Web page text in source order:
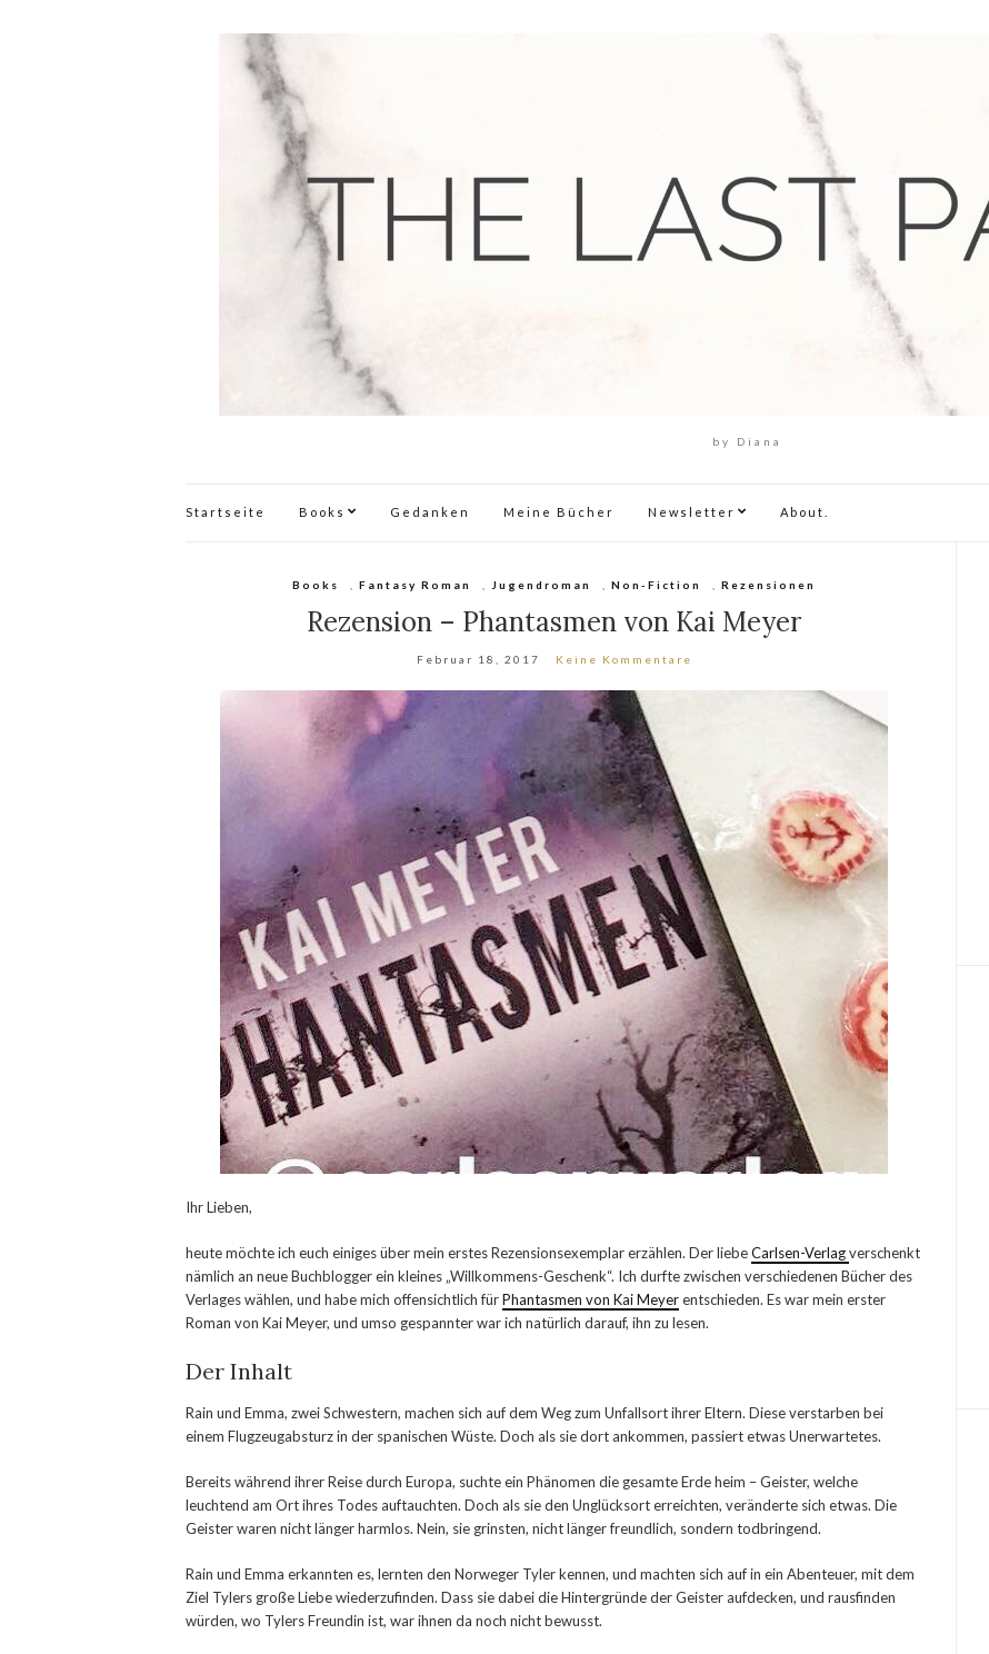
by Diana
Startseite Books Gedanken Meine Bücher Newsletter About.
Books ,Fantasy Roman Jugendroman ,Non-Fiction ,Rezensionen
Rezension – Phantasmen von Kai Meyer
Februar 18, 2017 Keine Kommentare
Ihr Lieben,
heute möchte ich euch einiges über mein erstes Rezensionsexemplar erzählen. Der liebeCarlsen-Verlagverschenkt
nämlich an neue Buchblogger ein kleines „Willkommens-Geschenk“. Ich durfte zwischen verschiedenen Bücher des
Verlages wählen, und habe mich offensichtlich fürPhantasmen von Kai Meyerentschieden. Es war mein erster
Roman von Kai Meyer, und umso gespannter war ich natürlich darauf, ihn zu lesen.
Der Inhalt
Rain und Emma, zwei Schwestern, machen sich auf dem Weg zum Unfallsort ihrer Eltern. Diese verstarben bei
einem Flugzeugabsturz in der spanischen Wüste. Doch als sie dort ankommen, passiert etwas Unerwartetes.
Bereits während ihrer Reise durch Europa, suchte ein Phänomen die gesamte Erde heim – Geister, welche
leuchtend am Ort ihres Todes auftauchten. Doch als sie den Unglücksort erreichten, veränderte sich etwas. Die
Geister waren nicht länger harmlos. Nein, sie grinsten, nicht länger freundlich, sondern todbringend.
Rain und Emma erkannten es, lernten den Norweger Tyler kennen, und machten sich auf in ein Abenteuer, mit dem
Ziel Tylers große Liebe wiederzufinden. Dass sie dabei die Hintergründe der Geister aufdecken, und rausfinden
würden, wo Tylers Freundin ist, war ihnen da noch nicht bewusst.